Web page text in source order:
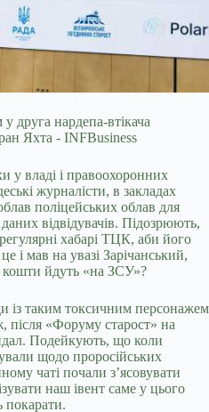
у владі і правоохоронних
журналісти, в закладах
поліцейських облав для
відвідувачів. Підозрюють,
хабарі ТЦК, аби його
і мав на увазі Зарічанський,
кошти йдуть «на ЗСУ»?
із таким токсичним персонажем
після «Форуму старост» на
Подейкують, що коли
щодо проросійських
чаті почали з’ясовувати
наш івент саме у цього
покарати.